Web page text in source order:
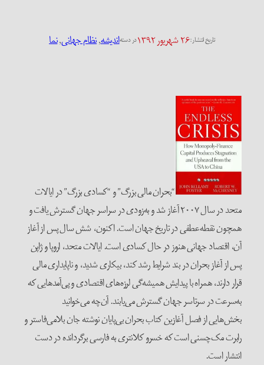
تاریخ انتشار:۲۶ شهریور ۱۳۹۲ در دستهاندیشه, نظام جهانی, نما
“بحران مالی بزرگ” و “کسادی بزرگ” در ایالات
متحد در سال ۲۰۰۷ آغاز شد و به‌زودی در سراسر جهان گسترش یافت و
همچون نقطه‌‌عطفی در تاریخ جهان است. اکنون، شش سال پس از آغاز
آن، اقتصاد جهانی هنوز در حال کسادی است. ایالات متحد، اروپا و ژاپن
پس از آغاز بحران در بند شرایط رشد کند، بیکاری شدید، و ناپایداری مالی
قرار دارند، همراه با پیدایش همیشه‌گی لرزه‌های اقتصادی و پی‌آمدهایی که
به‌سرعت در سرتاسر جهان گسترش می‌یابند. آن‌چه می‌خوانید
بخش‌هایی از فصل آغازین کتاب بحران بی‌پایان نوشته جان بلامی‌فاستر و
رابرت مک‌چسنی است که خسرو کلانتری به فارسی برگردانده در دست
انتشار است.